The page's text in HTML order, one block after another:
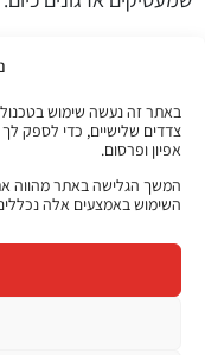
צדדים שלישיים, כדי לספק לך
אפיון ופרסום.
המשך הגלישה באתר מהווה
השימוש באמצעים אלה
סימן ברור למי
חכמה יותר והגנה
לחשוב מחדש על